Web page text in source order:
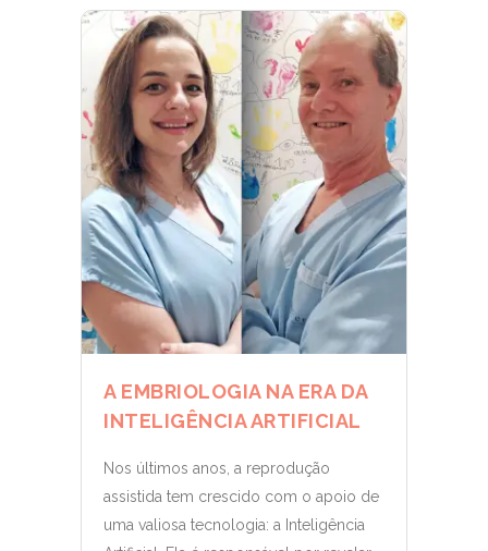
A EMBRIOLOGIA NA ERA DA
INTELIGÊNCIA ARTIFICIAL
Nos últimos anos, a reprodução
assistida tem crescido com o apoio de
uma valiosa tecnologia: a Inteligência